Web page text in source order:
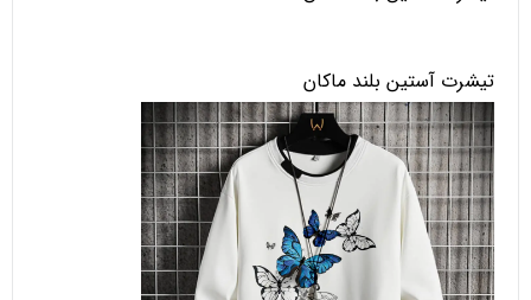
تیشرت آستین بلند ماکان